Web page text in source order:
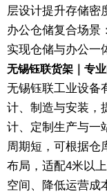
层设计提升存储密
办公仓储复合场景
实现仓储与办公一
无锡钰联货架｜专
无锡钰联工业设备
计、制造与安装，
计、定制生产与一
周期短，可根据仓
布局，适配4米以
空间、降低运营成